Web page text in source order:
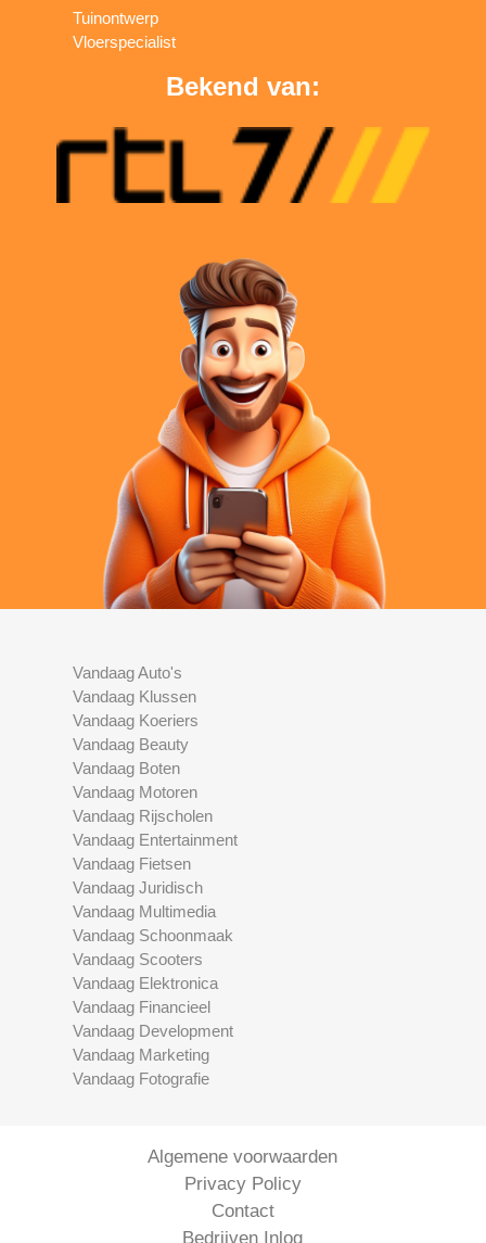
Tuinontwerp
Vloerspecialist
Bekend van:
Vandaag Auto's
Vandaag Klussen
Vandaag Koeriers
Vandaag Beauty
Vandaag Boten
Vandaag Motoren
Vandaag Rijscholen
Vandaag Entertainment
Vandaag Fietsen
Vandaag Juridisch
Vandaag Multimedia
Vandaag Schoonmaak
Vandaag Scooters
Vandaag Elektronica
Vandaag Financieel
Vandaag Development
Vandaag Marketing
Vandaag Fotografie
Algemene voorwaarden
Privacy Policy
Contact
Bedrijven Inlog